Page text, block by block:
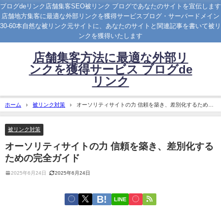
ブログdeリンク店舗集客SEO被リンク ブログであなたのサイトを宣伝します
店舗地方集客に最適な外部リンクを獲得サービスブログ・サーバードメイン
30-60本自然な被リンク元サイトに、あなたのサイトと関連記事を書いて被リ
ンクを獲得いたします
店舗集客方法に最適な外部リ
ンクを獲得サービス ブログde
リンク
ホーム 被リンク対策
オーソリティサイトの力 信頼を築き、差別化するための
完全ガイド
被リンク対策
オーソリティサイトの力 信頼を築き、差別化する
ための完全ガイド
2025年6月24日 2025年6月24日
LINE